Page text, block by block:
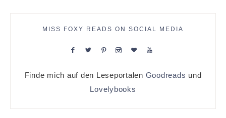
MISS FOXY READS ON SOCIAL MEDIA
Finde mich auf den Leseportalen Goodreads und
Lovelybooks